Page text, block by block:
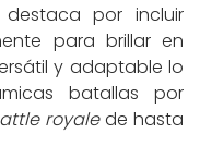
por incluir
para brillar en
y adaptable lo
batallas por
royalede hasta